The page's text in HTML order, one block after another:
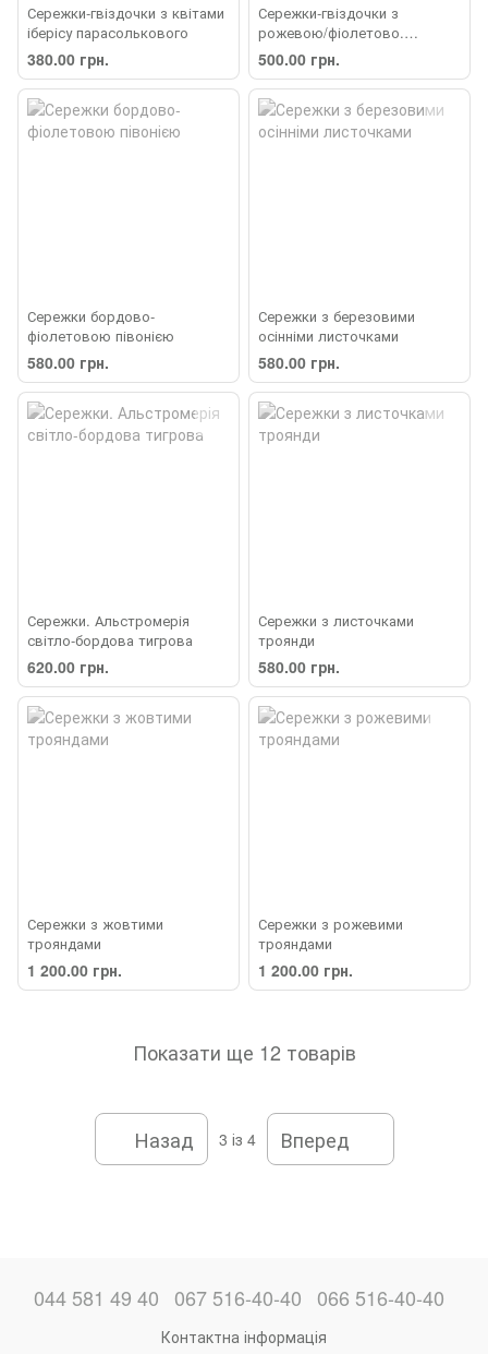
Сережки-гвіздочки з квітами
іберісу парасолькового
380.00 грн.
Сережки-гвіздочки з
рожевою/фіолетово.
вербеною
500.00 грн.
Сережки бордово-
фіолетовою півонією
580.00 грн.
Сережки з березовими
осінніми листочками
580.00 грн.
Сережки. Альстромерія
світло-бордова тигрова
620.00 грн.
Сережки з листочками
троянди
580.00 грн.
Сережки з жовтими
трояндами
1 200.00 грн.
Сережки з рожевими
трояндами
1 200.00 грн.
Показати ще 12 товарів
Назад 3 із 4 Вперед
044 581 49 40 067 516-40-40 066 516-40-40
Контактна інформація